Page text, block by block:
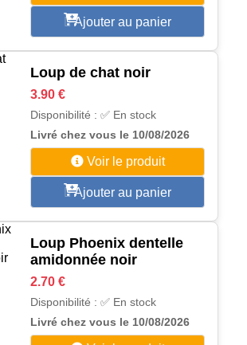
Ajouter au panier
Loup de chat noir
3.90 €
Disponibilité : ✅ En stock
Livré chez vous le 10/08/2026
Voir le produit
Ajouter au panier
Loup Phoenix dentelle
amidonnée noir
2.70 €
Disponibilité : ✅ En stock
Livré chez vous le 10/08/2026